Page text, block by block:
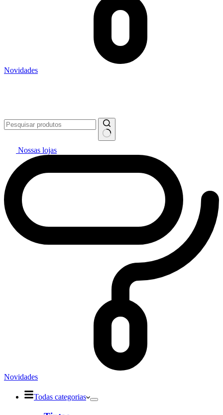
Novidades
Nossas lojas
Novidades
Todas categorias